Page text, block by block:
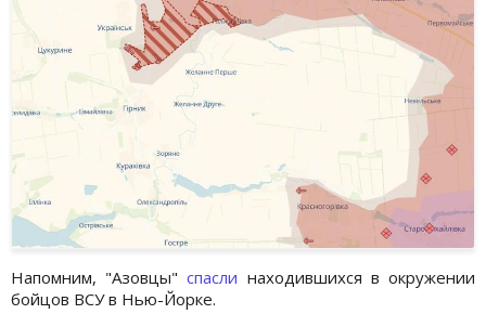
Напомним, "Азовцы"спасли находившихся в окружении
бойцов ВСУ в Нью-Йорке.